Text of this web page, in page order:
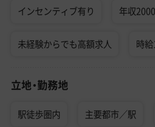
インセンティブ有り 年収
未経験からでも高額求人 時
立地・勤務地
駅徒歩圏内 主要都市／駅